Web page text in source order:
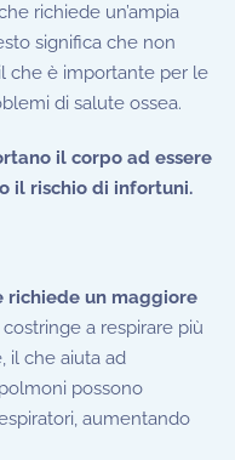
richiede un’ampia
significa che non
che è importante per le
di salute ossea.
il corpo ad essere
il rischio di infortuni.
richiede un maggiore
a respirare più
il che aiuta ad
possono
aumentando